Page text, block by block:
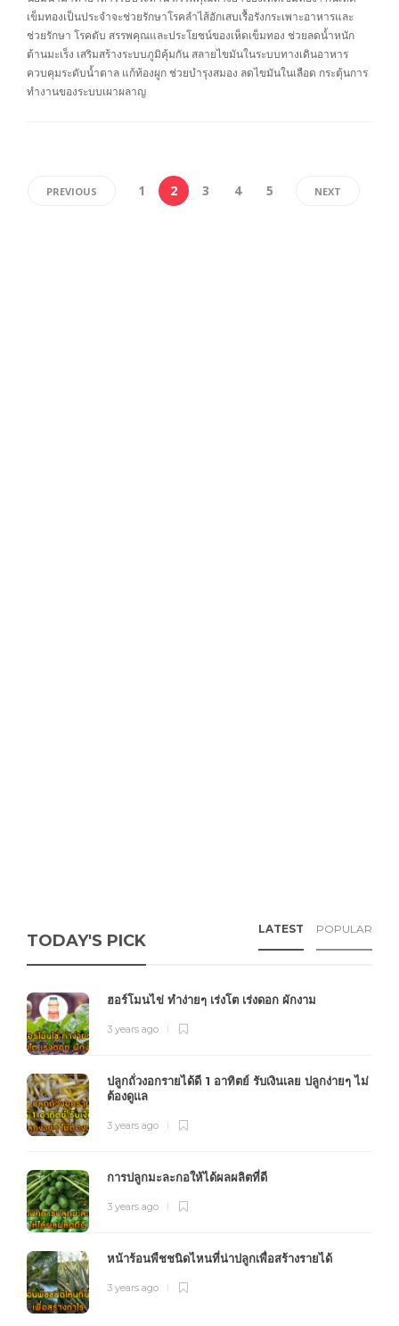
เข็มทองเป็นประจำจะช่วยรักษาโรคลำไส้อักเสบเรื้อรังกระเพาะอาหารและ
ช่วยรักษา โรคตับ สรรพคุณและประโยชน์ของเห็ดเข็มทอง ช่วยลดน้ำหนัก
ต้านมะเร็ง เสริมสร้างระบบภูมิคุ้มกัน สลายไขมันในระบบทางเดินอาหาร
ควบคุมระดับน้ำตาล แก้ท้องผูก ช่วยบำรุงสมอง ลดไขมันในเลือด กระตุ้นการ
ทำงานของระบบเผาผลาญ
PREVIOUS 1 2 3 4 5 NEXT
TODAY'S PICK
LATEST POPULAR
ฮอร์โมนไข่ ทำง่ายๆ เร่งโต เร่งดอก ผักงาม
3 years ago
ปลูกถั่วงอกรายได้ดี 1 อาทิตย์ รับเงินเลย ปลูกง่ายๆ ไม่
ต้องดูแล
3 years ago
การปลูกมะละกอให้ได้ผลผลิตที่ดี
3 years ago
หน้าร้อนพืชชนิดไหนที่น่าปลูกเพื่อสร้างรายได้
3 years ago